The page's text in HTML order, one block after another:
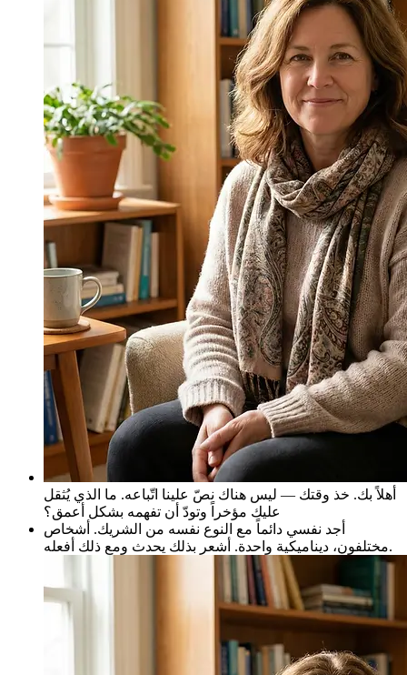
أهلاً بك. خذ وقتك — ليس هناك نصّ علينا اتّباعه. ما الذي يُثقل
عليك مؤخراً وتودّ أن تفهمه بشكل أعمق؟
أجد نفسي دائماً مع النوع نفسه من الشريك. أشخاص
مختلفون، ديناميكية واحدة. أشعر بذلك يحدث ومع ذلك أفعله.